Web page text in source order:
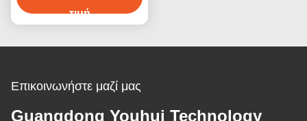
τιμή
Επικοινωνήστε μαζί μας
Guangdong Youhui Technology